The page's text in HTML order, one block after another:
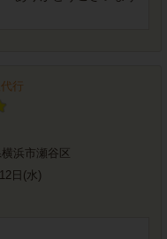
行
浜市瀬谷区
日(水)